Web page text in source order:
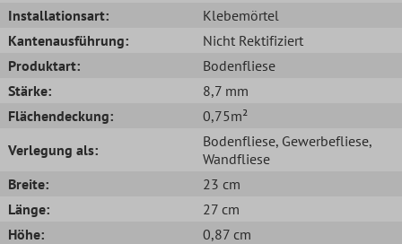
Installationsart:
Klebemörtel
Kantenausführung:
Nicht Rektifiziert
Produktart:
Bodenfliese
Stärke:
8,7 mm
Flächendeckung:
0,75m²
Verlegung als:
Bodenfliese, Gewerbefliese,
Wandfliese
Breite:
23 cm
Länge:
27 cm
Höhe:
0,87 cm